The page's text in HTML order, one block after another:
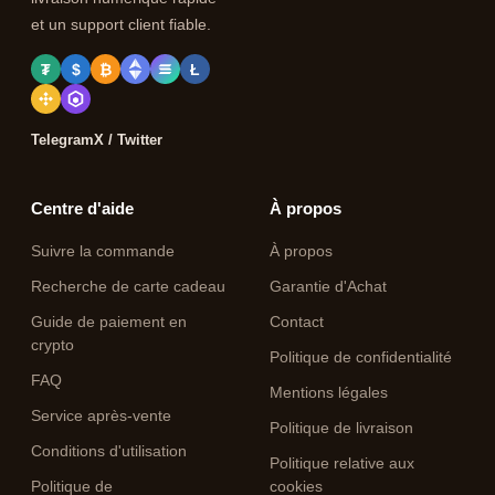
et un support client fiable.
₮ $ ₿ Ł
TelegramX / Twitter
Centre d'aide
Suivre la commande
Recherche de carte cadeau
Guide de paiement en
crypto
FAQ
Service après-vente
Conditions d'utilisation
Politique de
À propos
À propos
Garantie d'Achat
Contact
Politique de confidentialité
Mentions légales
Politique de livraison
Politique relative aux
cookies